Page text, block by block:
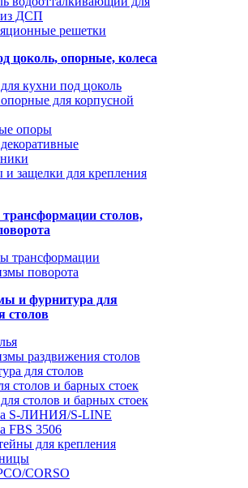
из ДСП
решетки
цоколь, опорные, колеса
кухни под цоколь
для корпусной
опоры
защелки для крепления
столов,
трансформации
поворота
и фурнитура для
столов
раздвижения столов
для столов
столов и барных стоек
столов и барных стоек
S-ЛИНИЯ/S-LINE
FBS 3506
для крепления